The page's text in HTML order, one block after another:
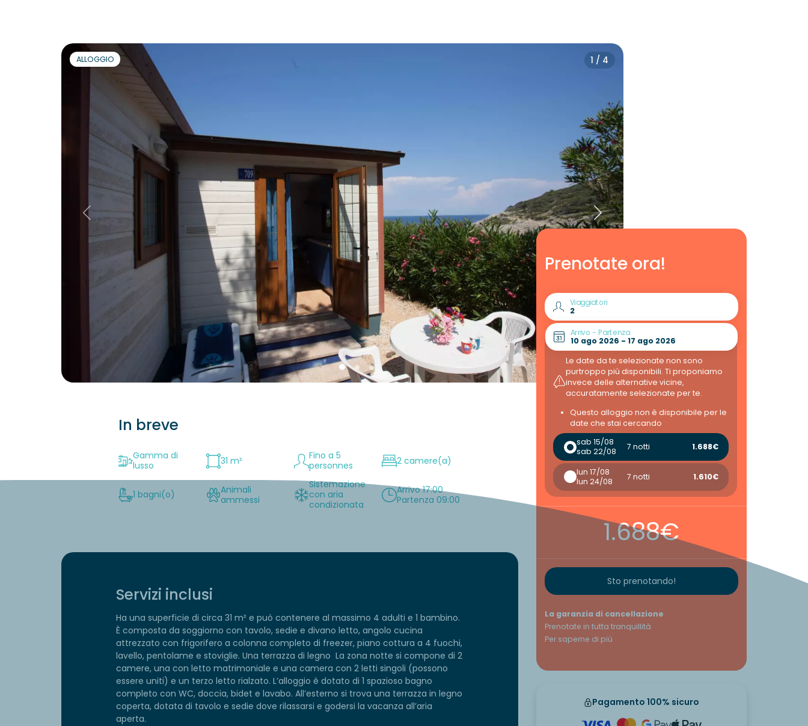
Prenotate ora!
Viaggiatori
Arrivo - Partenza
Le date da te selezionate non sono
purtroppo più disponibili. Ti proponiamo
invece delle alternative vicine,
accuratamente selezionate per te.
Questo alloggio non è disponibile per le
date che stai cercando
sab 15/08
sab 22/08
7 notti 1.688€
lun 17/08
lun 24/08
7 notti 1.610€
1.688€
Sto prenotando!
La garanzia di cancellazione
Prenotate in tutta tranquillità
Per saperne di più
Pagamento 100% sicuro
1 / 4
ALLOGGIO
In breve
Gamma di
lusso
31 m²
Fino a 5
personnes
2 camere(a)
1 bagni(o)
Animali
ammessi
Sistemazione
con aria
condizionata
Arrivo 17:00
Partenza 09:00
Servizi inclusi
Ha una superficie di circa 31 m² e può contenere al massimo 4 adulti e 1 bambino.
È composta da soggiorno con tavolo, sedie e divano letto, angolo cucina
attrezzato con frigorifero a colonna completo di freezer, piano cottura a 4 fuochi,
lavello, pentolame e stoviglie. Una terrazza di legno La zona notte si compone di 2
camere, una con letto matrimoniale e una camera con 2 letti singoli (possono
essere uniti) e un terzo letto rialzato. L’alloggio è dotato di 1 spazioso bagno
completo con WC, doccia, bidet e lavabo. All’esterno si trova una terrazza in legno
coperta, dotata di tavolo e sedie dove rilassarsi e godersi la vacanza all’aria
aperta.